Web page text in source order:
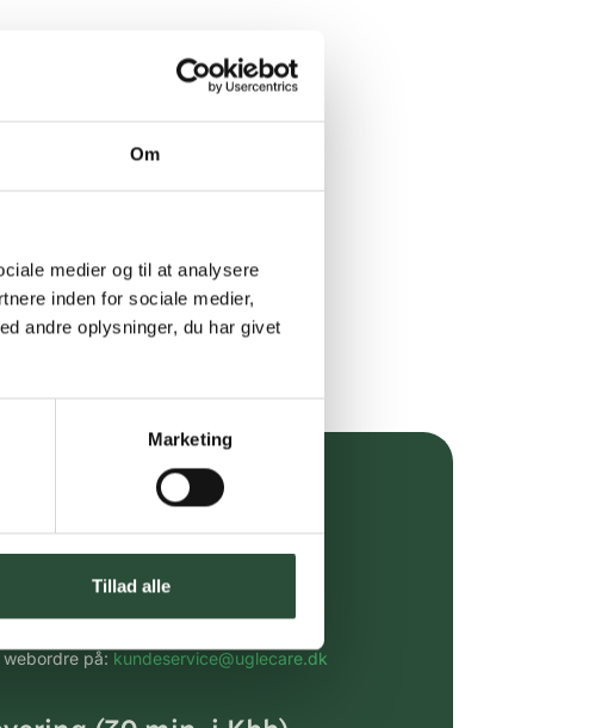
Om
medier og til at analysere
inden for sociale medier,
andre oplysninger, du har givet
Marketing
Tillad alle
over 349 kr.
rådgivning
på: kundeservice@uglecare.dk